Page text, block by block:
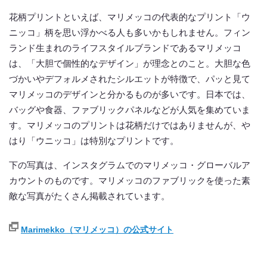
花柄プリントといえば、マリメッコの代表的なプリント「ウ
ニッコ」柄を思い浮かべる人も多いかもしれません。フィン
ランド生まれのライフスタイルブランドであるマリメッコ
は、「大胆で個性的なデザイン」が理念とのこと。大胆な色
づかいやデフォルメされたシルエットが特徴で、パッと見て
マリメッコのデザインと分かるものが多いです。日本では、
バッグや食器、ファブリックパネルなどが人気を集めていま
す。マリメッコのプリントは花柄だけではありませんが、や
はり「ウニッコ」は特別なプリントです。
下の写真は、インスタグラムでのマリメッコ・グローバルア
カウントのものです。マリメッコのファブリックを使った素
敵な写真がたくさん掲載されています。
Marimekko（マリメッコ）の公式サイト